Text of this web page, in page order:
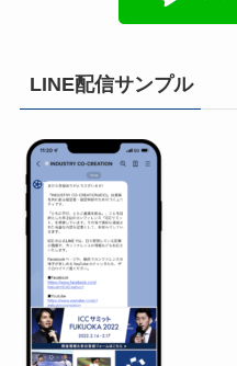
LINE配信サンプル